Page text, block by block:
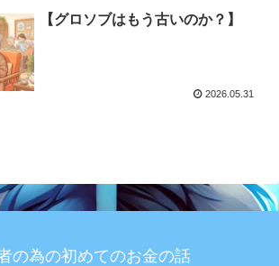
【グロソブはもう古いのか？】
2026.05.31
の為の初めてのお金の話